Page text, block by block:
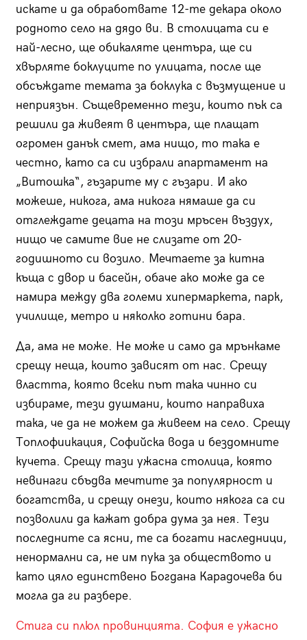
искате и да обработвате 12-те декара около
родното село на дядо ви. В столицата си е
най-лесно, ще обикаляте центъра, ще си
хвърляте боклуците по улицата, после ще
обсъждате темата за боклука с възмущение и
неприязън. Същевременно тези, които пък са
решили да живеят в центъра, ще плащат
огромен данък смет, ама нищо, то така е
честно, като са си избрали апартамент на
„Витошка“, гъзарите му с гъзари. И ако
можеше, никога, ама никога нямаше да си
отглеждате децата на този мръсен въздух,
нищо че самите вие не слизате от 20-
годишното си возило. Мечтаете за китна
къща с двор и басейн, обаче ако може да се
намира между два големи хипермаркета, парк,
училище, метро и няколко готини бара.
Да, ама не може. Не може и само да мрънкаме
срещу неща, които зависят от нас. Срещу
властта, която всеки път така чинно си
избираме, тези душмани, които направиха
така, че да не можем да живеем на село. Срещу
Топлофиикация, Софийска вода и бездомните
кучета. Срещу тази ужасна столица, която
невинаги сбъдва мечтите за популярност и
богатства, и срещу онези, които някога са си
позволили да кажат добра дума за нея. Тези
последните са ясни, те са богати наследници,
ненормални са, не им пука за обществото и
като цяло единствено Богдана Карадочева би
могла да ги разбере.
Стига си плюл провинцията. София е ужасно